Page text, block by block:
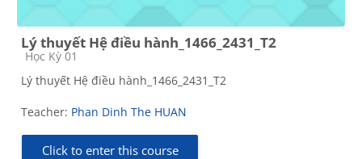
Lý thuyết Hệ điều hành_1466_2431_T2
Course category
Học Kỳ 01
Lý thuyết Hệ điều hành_1466_2431_T2
Teacher: Phan Dinh The HUAN
Click to enter this course